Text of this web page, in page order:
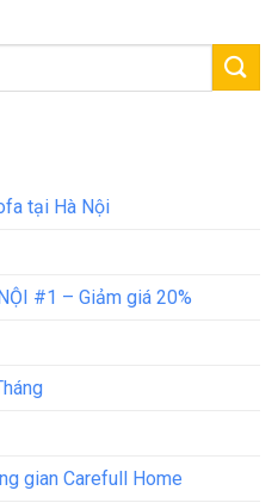
tại Hà Nội
#1 – Giảm giá 20%
gian Carefull Home